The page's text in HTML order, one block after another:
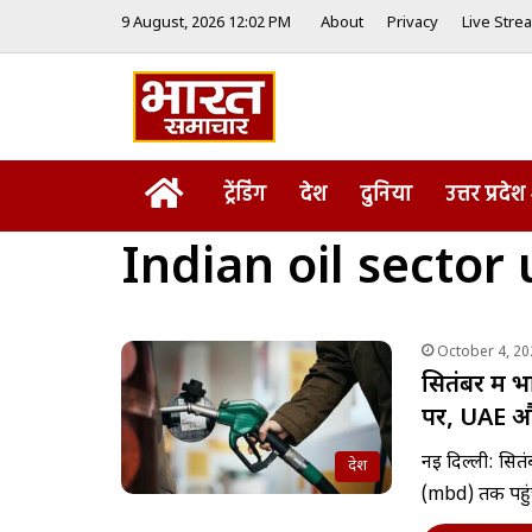
9 August, 2026 12:02 PM About Privacy Live
Homeट्रेंडिंग देश दुनिया उत्तर प्रदेश
Indian oil sector
देश
October 4,
सितंबर में
पर, UAE
नई दिल्ली:
(mbd) तक